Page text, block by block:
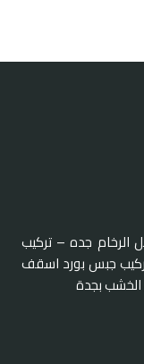
جده – تركيب
جبس بورد اسقف
بجدة